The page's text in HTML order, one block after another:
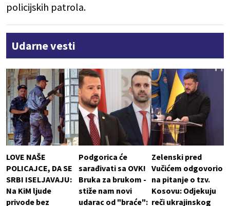
policijskih patrola.
Udarne vesti
LOVE NAŠE
POLICAJCE, DA SE
SRBI ISELJAVAJU:
Na KiM ljude
privode bez
Podgorica će
sarađivati sa OVK!
Bruka za brukom -
stiže nam novi
udarac od "braće":
Zelenski pred
Vučićem odgovorio
na pitanje o tzv.
Kosovu: Odjekuju
reči ukrajinskog